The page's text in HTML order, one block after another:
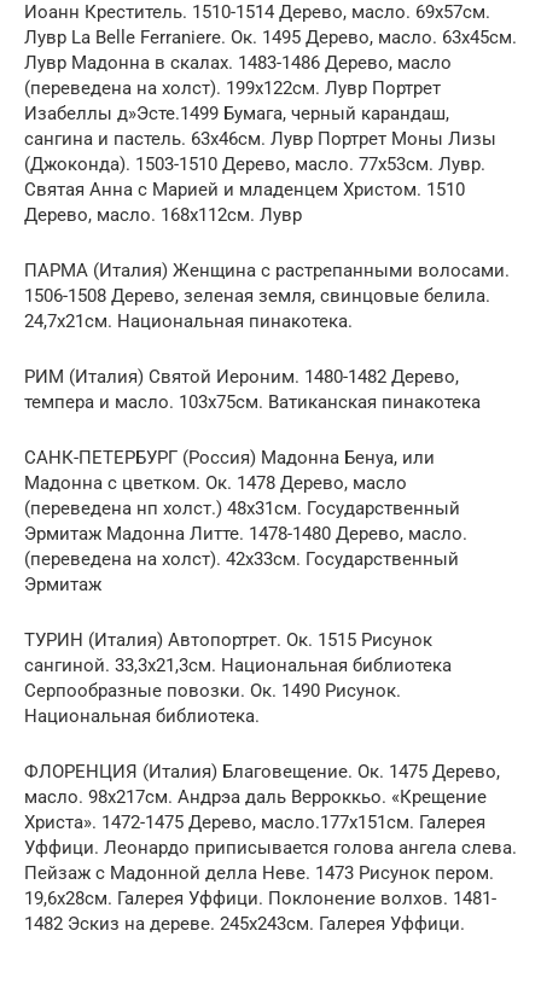
Иоанн Креститель. 1510-1514 Дерево, масло. 69х57см.
Лувр La Belle Ferraniere. Ок. 1495 Дерево, масло. 63х45см.
Лувр Мадонна в скалах. 1483-1486 Дерево, масло
(переведена на холст). 199х122см. Лувр Портрет
Изабеллы д»Эсте.1499 Бумага, черный карандаш,
сангина и пастель. 63х46см. Лувр Портрет Моны Лизы
(Джоконда). 1503-1510 Дерево, масло. 77х53см. Лувр.
Святая Анна с Марией и младенцем Христом. 1510
Дерево, масло. 168х112см. Лувр
ПАРМА (Италия) Женщина с растрепанными волосами.
1506-1508 Дерево, зеленая земля, свинцовые белила.
24,7х21см. Национальная пинакотека.
РИМ (Италия) Святой Иероним. 1480-1482 Дерево,
темпера и масло. 103х75см. Ватиканская пинакотека
САНК-ПЕТЕРБУРГ (Россия) Мадонна Бенуа, или
Мадонна с цветком. Ок. 1478 Дерево, масло
(переведена нп холст.) 48х31см. Государственный
Эрмитаж Мадонна Литте. 1478-1480 Дерево, масло.
(переведена на холст). 42х33см. Государственный
Эрмитаж
ТУРИН (Италия) Автопортрет. Ок. 1515 Рисунок
сангиной. 33,3х21,3см. Национальная библиотека
Серпообразные повозки. Ок. 1490 Рисунок.
Национальная библиотека.
ФЛОРЕНЦИЯ (Италия) Благовещение. Ок. 1475 Дерево,
масло. 98х217см. Андрэа даль Верроккьо. «Крещение
Христа». 1472-1475 Дерево, масло.177х151см. Галерея
Уффици. Леонардо приписывается голова ангела слева.
Пейзаж с Мадонной делла Неве. 1473 Рисунок пером.
19,6х28см. Галерея Уффици. Поклонение волхов. 1481-
1482 Эскиз на дереве. 245х243см. Галерея Уффици.